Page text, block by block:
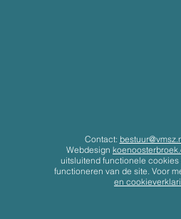
Contact:
Webdesign
uitsluitend functionele
functioneren van de site. Voor
en